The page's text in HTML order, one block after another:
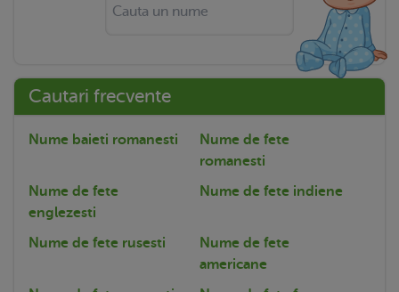
Cautari frecvente
Nume baieti romanesti
Nume de fete
romanesti
Nume de fete
englezesti
Nume de fete indiene
Nume de fete rusesti
Nume de fete
americane